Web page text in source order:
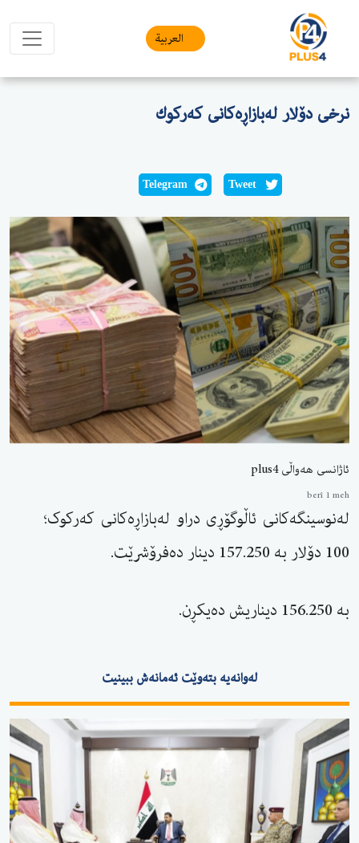
العربیة
نرخی دۆلار لەبازاڕەكانی كەركوك
Tweet
Telegram
ئاژانسی هەواڵی plus4
berî 1 meh
لەنوسینگەکانی ئاڵوگۆڕی دراو لەبازاڕەکانی کەرکوک؛
100 دۆلار بە 157.250 دینار دەفرۆشرێت.
بە 156.250 دیناریش دەیکڕن.
لەوانەیە بتەوێت ئەمانەش ببینیت